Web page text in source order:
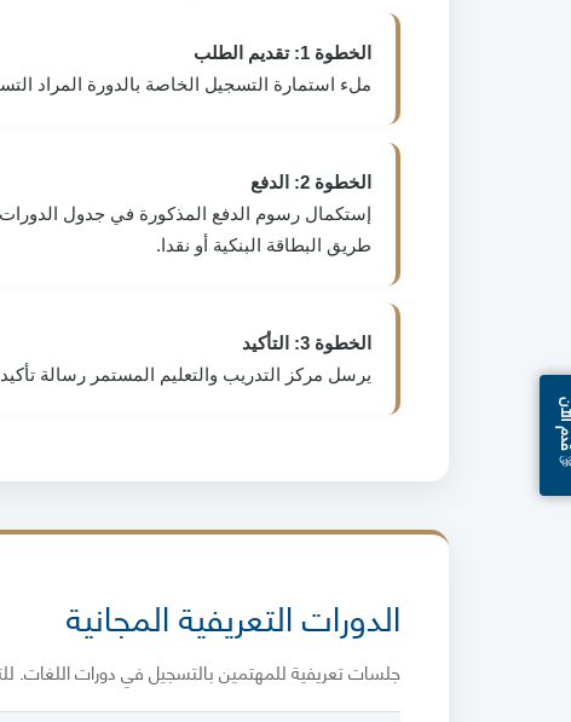
الخطوة 1: تقديم الطلب
ملء استمارة التسجيل الخاصة بالدورة المراد
الخطوة 2: الدفع
إستكمال رسوم الدفع المذكورة في جدول
طريق البطاقة البنكية أو نقدا.
الخطوة 3: التأكيد
يرسل مركز التدريب والتعليم المستمر رسالة
الدورات التعريفية المجانية
جلسات تعريفية للمهتمين بالتسجيل في دورات اللغات.